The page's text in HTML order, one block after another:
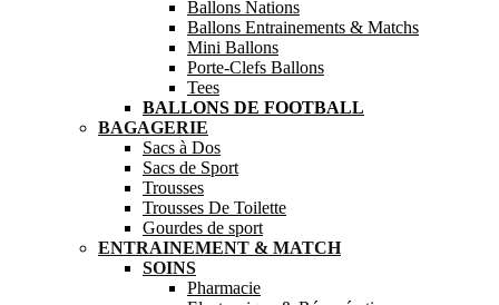
Ballons Nations
Ballons Entrainements & Matchs
Mini Ballons
Porte-Clefs Ballons
Tees
BALLONS DE FOOTBALL
BAGAGERIE
Sacs à Dos
Sacs de Sport
Trousses
Trousses De Toilette
Gourdes de sport
ENTRAINEMENT & MATCH
SOINS
Pharmacie